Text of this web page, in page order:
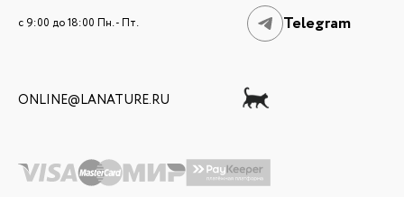
c 9:00 до 18:00 Пн. - Пт. Telegram
ONLINE@LANATURE.RU